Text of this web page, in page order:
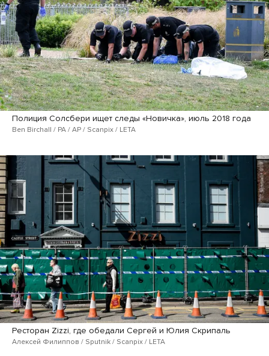
Полиция Солсбери ищет следы «Новичка», июль 2018 года
Ben Birchall / PA / AP / Scanpix / LETA
Ресторан Zizzi, где обедали Сергей и Юлия Скрипаль
Алексей Филиппов / Sputnik / Scanpix / LETA